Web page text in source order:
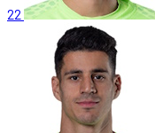
22